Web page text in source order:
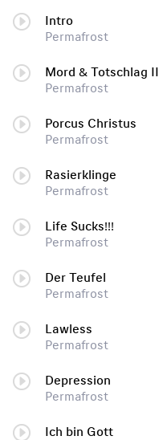
Intro
Permafrost
Mord & Totschlag II
Permafrost
Porcus Christus
Permafrost
Rasierklinge
Permafrost
Life Sucks!!!
Permafrost
Der Teufel
Permafrost
Lawless
Permafrost
Depression
Permafrost
Ich bin Gott